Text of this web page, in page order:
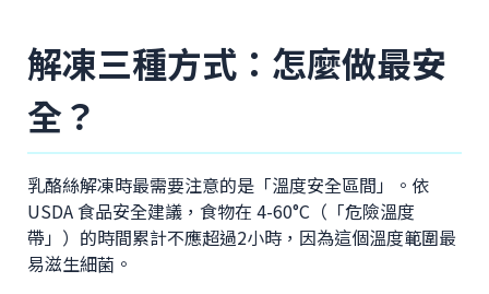
解凍三種方式：怎麼做最安
全？
乳酪絲解凍時最需要注意的是「溫度安全區間」。依
USDA 食品安全建議，食物在 4-60°C（「危險溫度
帶」）的時間累計不應超過2小時，因為這個溫度範圍最
易滋生細菌。